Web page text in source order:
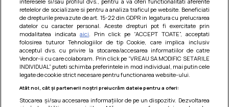
Barcute din vinete cu arpagic rosu
Un deliciu usor de preparat!
retelelor de socializare si pentru a analiza traficul pe website. Beneficiati
de drepturile prevazute de art. 15-22 din GDPR in legatura cu prelucrarea
datelor cu caracter personal. Aceste drepturi pot fi exercitate prin
modalitatea indicataaici . Prin click pe “ACCEPT TOATE”, acceptati
folosirea tuturor Tehnologiilor de tip Cookie, care implica inclusiv
acceptul dvs. cu privire la stocarea/accesarea informatiilor de catre
Vendor-ii cu care colaboram. Prin click pe “VREAU SA MODIFIC SETARILE
INDIVIDUAL” puteti schimba preferintele in mod individual, mai putin cele
legate de cookie strict necesare pentru functionarea website-ului.
Atât noi, cât și partenerii noștri prelucrăm datele pentru a oferi:
Stocarea și/sau accesarea informațiilor de pe un dispozitiv. Dezvoltarea